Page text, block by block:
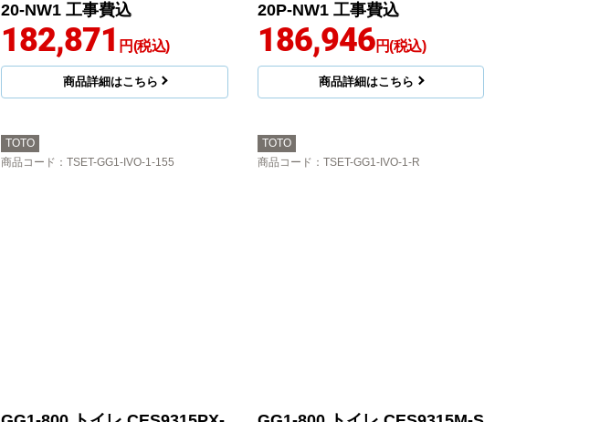
20-NW1 工事費込
182,871 円(税込)
商品詳細はこちら
20P-NW1 工事費込
186,946円(税込)
商品詳細はこちら
TOTO
商品コード ：TSET-GG1-IVO-1-155
TOTO
商品コード ：TSET-GG1-IVO-1-R